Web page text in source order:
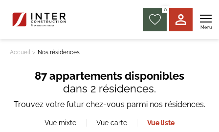
0
Menu
Accueil Nos résidences
87 appartements disponibles
dans 2 résidences.
Trouvez votre futur chez-vous parmi nos résidences.
Vue mixte Vue carte Vue liste